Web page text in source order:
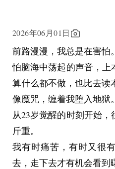
2026年06月01日
前路漫漫，我总是在害怕。
怕脑海中荡起的声音，
算什么都不做，也比去读
像魔咒，缠着我堕入地狱。
从23岁觉醒的时刻开始
斤重。
我有时痛苦，有时又很
去，走下去才有机会看到